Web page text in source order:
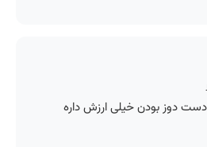
دوز بودن خیلی ارزش داره